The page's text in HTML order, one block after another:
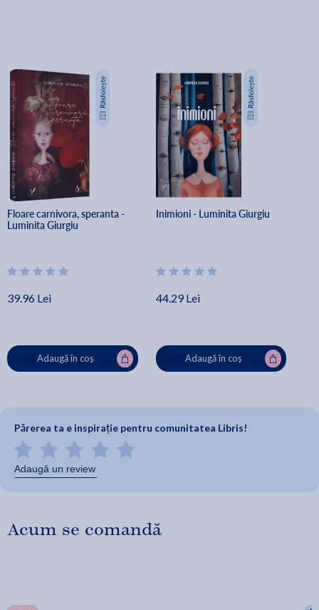
Floare carnivora, speranta -
Luminita Giurgiu
39.96 Lei
Adaugă în coș
Inimioni - Luminita Giurgiu
44.29 Lei
Adaugă în coș
Părerea ta e inspirație pentru comunitatea Libris!
Adaugă un review
Acum se comandă